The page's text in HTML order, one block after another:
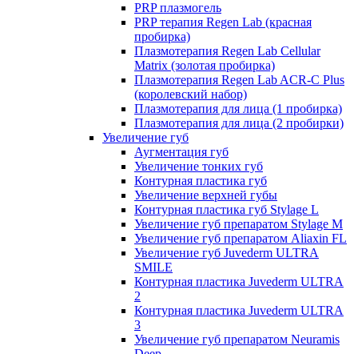
PRP плазмогель
PRP терапия Regen Lab (красная
пробирка)
Плазмотерапия Regen Lab Cellular
Matrix (золотая пробирка)
Плазмотерапия Regen Lab ACR-C Plus
(королевский набор)
Плазмотерапия для лица (1 пробирка)
Плазмотерапия для лица (2 пробирки)
Увеличение губ
Аугментация губ
Увеличение тонких губ
Контурная пластика губ
Увеличение верхней губы
Контурная пластика губ Stylage L
Увеличение губ препаратом Stylage M
Увеличение губ препаратом Aliaxin FL
Увеличение губ Juvederm ULTRA
SMILE
Контурная пластика Juvederm ULTRA
2
Контурная пластика Juvederm ULTRA
3
Увеличение губ препаратом Neuramis